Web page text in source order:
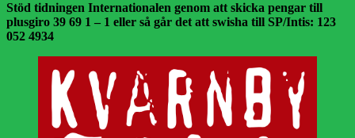
Stöd tidningen Internationalen genom att skicka pengar till
plusgiro 39 69 1 – 1 eller så går det att swisha till SP/Intis: 123
052 4934